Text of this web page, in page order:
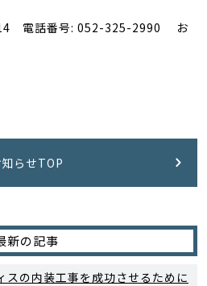
電話番号: 052-325-2990 お
知らせTOP
新の記事
スの内装工事を成功させるために